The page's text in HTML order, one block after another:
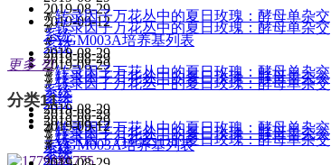
2019-08-29
ꄅ 转录因子万花丛中的夏日玫瑰：酵母单杂交
系统
2019-08-29
ꄅ 转录因子万花丛中的夏日玫瑰：酵母单杂交
系统
2019-08-29
ꄅ 转录因子万花丛中的夏日玫瑰：酵母单杂交
系统
2019-09-12
ꄅ YGM003A培养基列表
2019-08-29
ꄅ 转录因子万花丛中的夏日玫瑰：酵母单杂交
系统
2019-08-29
ꄅ 转录因子万花丛中的夏日玫瑰：酵母单杂交
系统
ꄅ 转录因子万花丛中的夏日玫瑰：酵母单杂交
系统
2019-08-29
ꄅ 转录因子万花丛中的夏日玫瑰：酵母单杂交
系统
2019-08-29
ꄅ 转录因子万花丛中的夏日玫瑰：酵母单杂交
系统
更多 낑
分类11
2019-09-12
ꄅ YGM003A培养基列表